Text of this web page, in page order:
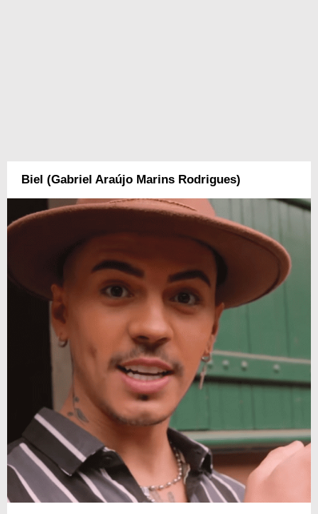
Biel (Gabriel Araújo Marins Rodrigues)